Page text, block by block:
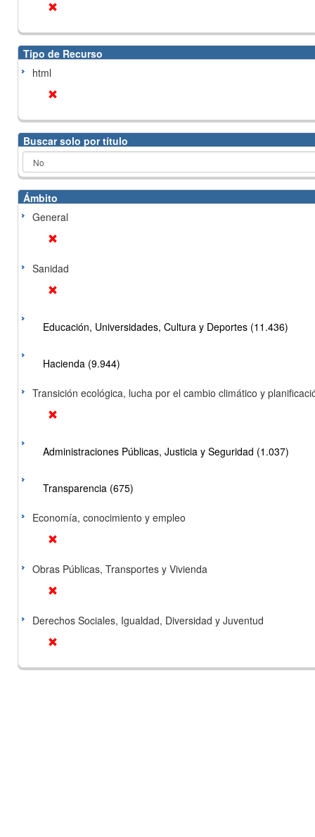
Tipo de Recurso
html
Buscar solo por título
Ámbito
General
Sanidad
Educación, Universidades, Cultura y Deportes (11.436)
Hacienda (9.944)
Transición ecológica, lucha por el cambio climático y
Administraciones Públicas, Justicia y Seguridad (1.037)
Transparencia (675)
Economía, conocimiento y empleo
Obras Públicas, Transportes y Vivienda
Derechos Sociales, Igualdad, Diversidad y Juventud